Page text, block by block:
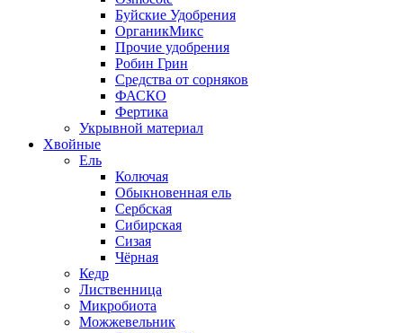
Буйские Удобрения
ОрганикМикс
Прочие удобрения
Робин Грин
Средства от сорняков
ФАСКО
Фертика
Укрывной материал
Хвойные
Ель
Колючая
Обыкновенная ель
Сербская
Сибирская
Сизая
Чёрная
Кедр
Лиственница
Микробиота
Можжевельник